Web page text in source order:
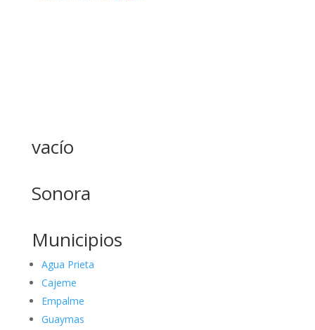
vacío
Sonora
Municipios
Agua Prieta
Cajeme
Empalme
Guaymas